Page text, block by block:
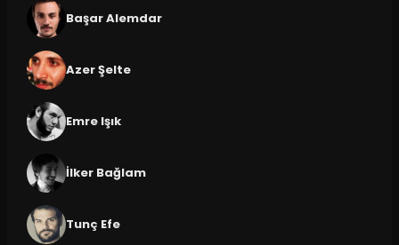
Başar Alemdar
Azer Şelte
Emre Işık
İlker Bağlam
Tunç Efe